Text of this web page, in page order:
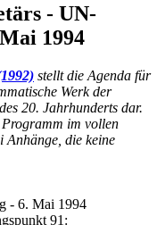
- UN-
1994
stellt die Agenda für
Werk der
20. Jahrhunderts dar.
Programm im vollen
Anhänge, die keine
- 6. Mai 1994
91: